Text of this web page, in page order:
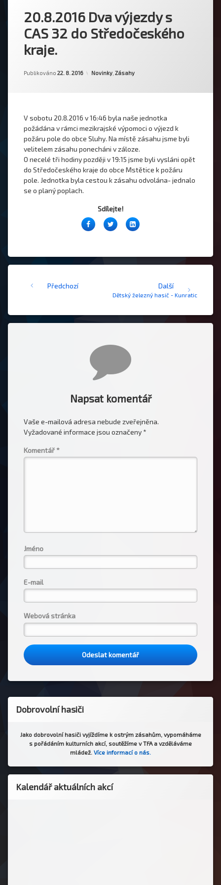
20.8.2016 Dva výjezdy s
CAS 32 do Středočeského
kraje.
Publikováno 22. 8. 2016 Kategorie:
Novinky Zásahy
V sobotu 20.8.2016 v 16:46 byla naše jednotka
požádána v rámci mezikrajské výpomoci o výjezd k
požáru pole do obce Sluhy. Na místě zásahu jsme byli
velitelem zásahu ponecháni v záloze.
O necelé tři hodiny později v 19:15 jsme byli vysláni opět
do Středočeského kraje do obce Mstětice k požáru
pole. Jednotka byla cestou k zásahu odvolána- jednalo
se o planý poplach.
Sdílejte!
FacebookTwitterLinkedIn
Čtěte dálPředchozí Další
Dětský železný hasič - Kunratice 2016
Napsat komentář
Vaše e-mailová adresa nebude zveřejněna.
Vyžadované informace jsou označeny *
Komentář*
Jméno
E-mail
Webová stránka
Dobrovolní hasiči
Jako dobrovolní hasiči vyjíždíme k ostrým zásahům, vypomáháme
s pořádáním kulturních akcí, soutěžíme v TFA a vzděláváme
mládež. Více informací o nás
Kalendář aktuálních akcí